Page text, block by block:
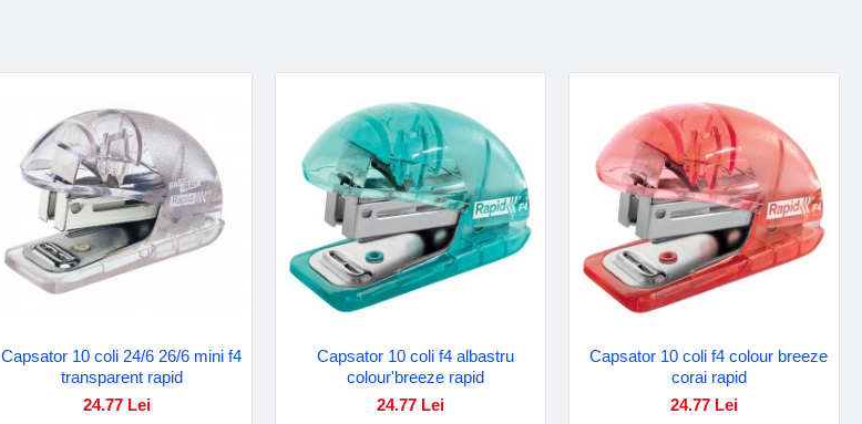
Capsator 10 coli 24/6 26/6 mini f4
transparent rapid
24.77 Lei
Capsator 10 coli f4 albastru
colour'breeze rapid
24.77 Lei
Capsator 10 coli f4 colour breeze
corai rapid
24.77 Lei